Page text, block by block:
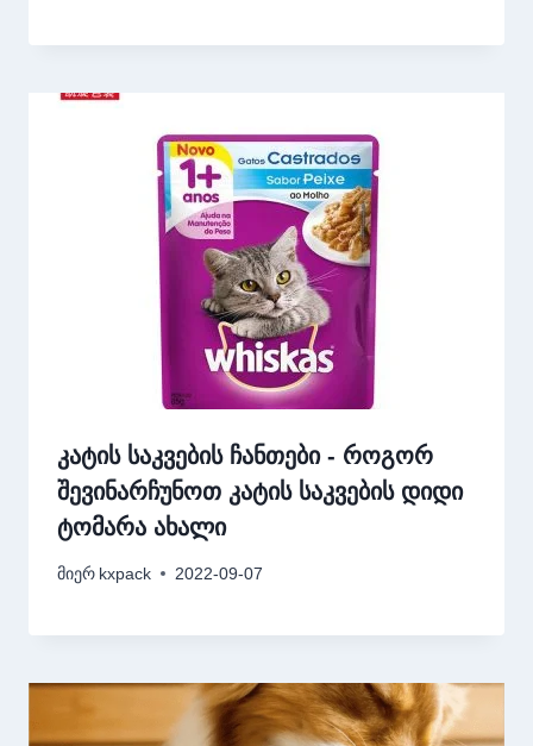
კატის საკვების ჩანთები - როგორ
შევინარჩუნოთ კატის საკვების დიდი
ტომარა ახალი
მიერ kxpack 2022-09-07